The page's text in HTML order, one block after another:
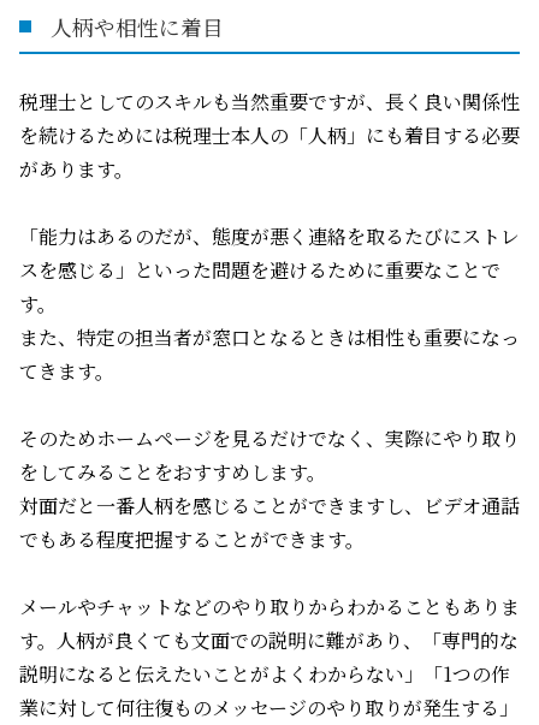
人柄や相性に着目
税理士としてのスキルも当然重要ですが、長く良い関係性
を続けるためには税理士本人の「人柄」にも着目する必要
があります。
「能力はあるのだが、態度が悪く連絡を取るたびにストレ
スを感じる」といった問題を避けるために重要なことで
す。
また、特定の担当者が窓口となるときは相性も重要になっ
てきます。
そのためホームページを見るだけでなく、実際にやり取り
をしてみることをおすすめします。
対面だと一番人柄を感じることができますし、ビデオ通話
でもある程度把握することができます。
メールやチャットなどのやり取りからわかることもありま
す。人柄が良くても文面での説明に難があり、「専門的な
説明になると伝えたいことがよくわからない」「1つの作
業に対して何往復ものメッセージのやり取りが発生する」